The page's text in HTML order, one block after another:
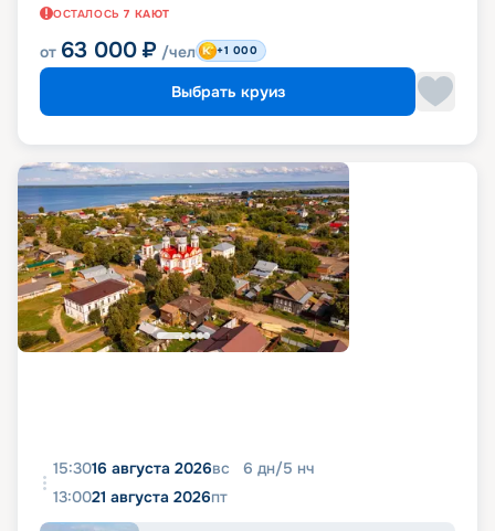
ОСТАЛОСЬ 7 КАЮТ
от 63 000 ₽ /чел +1 000
Выбрать круиз
15:3016 августа 2026вс 6 дн/5 нч
13:0021 августа 2026пт